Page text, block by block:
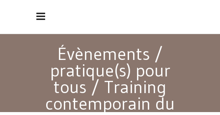
Évènements /
pratique(s) pour
tous / Training
contemporain du